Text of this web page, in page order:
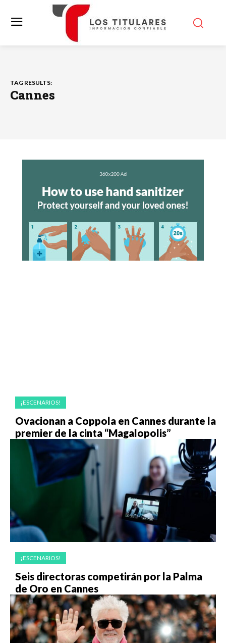
TAG RESULTS:
Cannes
¡ESCENARIOS!
Ovacionan a Coppola en Cannes durante la
premier de la cinta “Magalopolis”
¡ESCENARIOS!
Seis directoras competirán por la Palma
de Oro en Cannes